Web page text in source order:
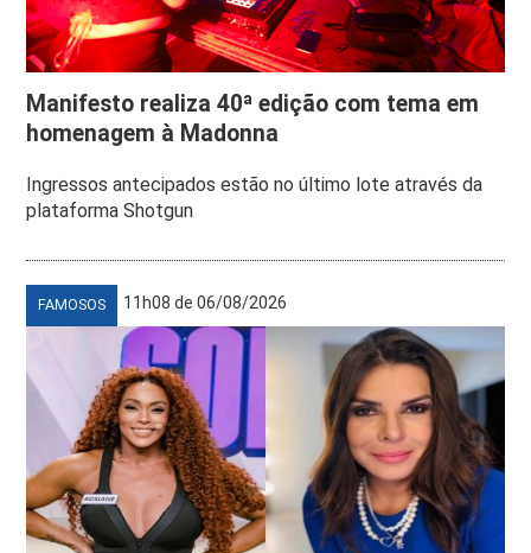
Manifesto realiza 40ª edição com tema em
homenagem à Madonna
Ingressos antecipados estão no último lote através da
plataforma Shotgun
FAMOSOS 11h08 de 06/08/2026